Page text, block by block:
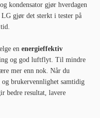
kondensator gjør hverdagen
gjør det sterkt i tester på
en energieffektiv
og god luftflyt. Til mindre
mer enn nok. Når du
brukervennlighet samtidig
bedre resultat, lavere